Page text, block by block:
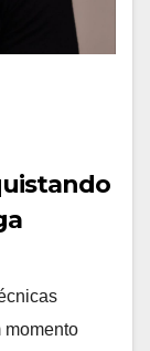
globais
momento